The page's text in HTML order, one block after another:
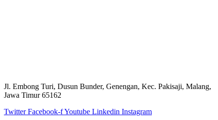
Jl. Embong Turi, Dusun Bunder, Genengan, Kec. Pakisaji, Malang,
Jawa Timur 65162
Twitter Facebook-fYoutube Linkedin Instagram